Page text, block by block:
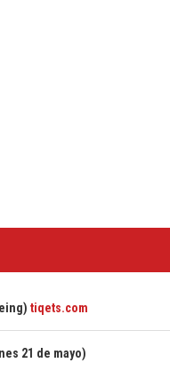
tiqets.com
21 de mayo)